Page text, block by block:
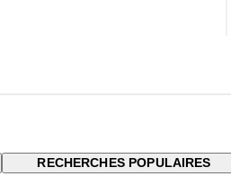
RECHERCHES POPULAIRES